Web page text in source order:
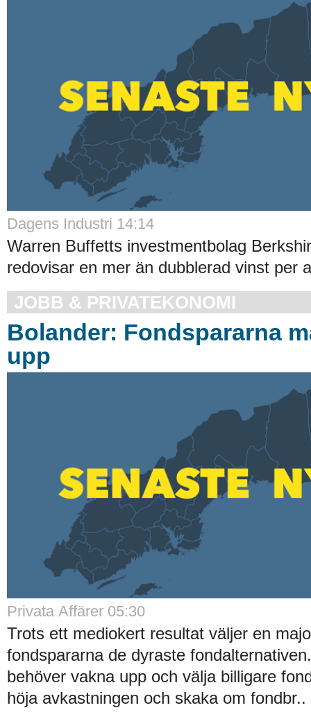
Dagens Industri 14:14
Warren Buffetts investmentbolag
redovisar en mer än dubblerad vinst per
JOBB & PRIVATEKONOMI
Bolander: Fondspararna
upp
Privata Affärer 05:30
Trots ett mediokert resultat väljer en
fondspararna de dyraste
behöver vakna upp och välja billigare
höja avkastningen och skaka om fondbr..